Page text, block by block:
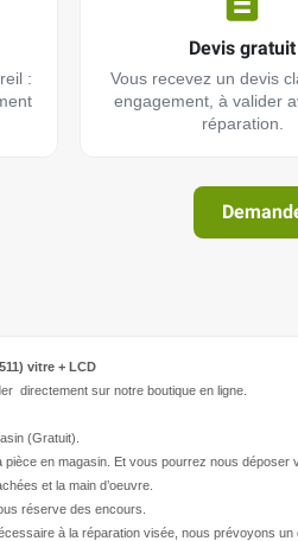
:
Devis gratuit
Vous recevez un devis
engagement, à valider
réparation.
vitre + LCD
directement sur notre boutique en ligne.
(Gratuit).
en magasin. Et vous pourrez nous déposer
et la main d’oeuvre
réserve des encours.
à la réparation visée, nous prévoyons un